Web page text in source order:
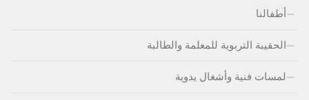
أطفالنا
الحقيبة التربوية للمعلمة والطالبة
لمسات فنية وأشغال يدوية